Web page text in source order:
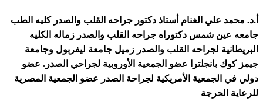
الغنام أستاذ دكتور جراحه القلب والصدر كليه الطب
شمس دكتوراه جراحه القلب والصدر زماله الكليه
لجراحه القلب والصدر زميل جامعة ليفربول وجامعة
عضو الجمعية الأوروبية لجراحي الصدر. عضو
الأمريكية لجراحة الصدر عضو الجمعية المصرية